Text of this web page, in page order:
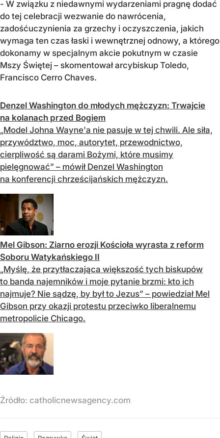
- W związku z niedawnymi wydarzeniami pragnę dodać
do tej celebracji wezwanie do nawrócenia,
zadośćuczynienia za grzechy i oczyszczenia, jakich
wymaga ten czas łaski i wewnętrznej odnowy, a którego
dokonamy w specjalnym akcie pokutnym w czasie
Mszy Świętej – skomentował arcybiskup Toledo,
Francisco Cerro Chaves.
Denzel Washington do młodych mężczyzn: Trwajcie
na kolanach przed Bogiem
„Model Johna Wayne'a nie pasuje w tej chwili. Ale siła,
przywództwo, moc, autorytet, przewodnictwo,
cierpliwość są darami Bożymi, które musimy
pielęgnować” – mówił Denzel Washington
na konferencji chrześcijańskich mężczyzn.
Mel Gibson: Ziarno erozji Kościoła wyrasta z reform
Soboru Watykańskiego II
„Myślę, że przytłaczająca większość tych biskupów
to banda najemników i moje pytanie brzmi: kto ich
najmuje? Nie sądzę, by był to Jezus” – powiedział Mel
Gibson przy okazji protestu przeciwko liberalnemu
metropolicie Chicago.
Źródło: catholicnewsagency.com